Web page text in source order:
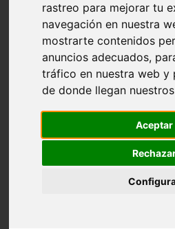
rastreo para mejorar tu
navegación en nuestra
mostrarte contenidos
anuncios adecuados,
tráfico en nuestra web y
de donde llegan
Aceptar
Málaga - torremolinos
Asturias - oviedo
Cádiz - el-puerto-de-santa-maría
Toledo - illescas
álava - vitoria-gasteiz
Málaga - marbella
Zaragoza - zaragoza
Barcelona - barcelona
Pontevedra - lalín
Cantabria - val-de-san-vicente